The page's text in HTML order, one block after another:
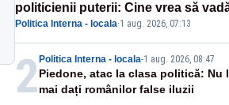
politicienii puterii: Cine vrea să
înseamnă să fii prost, se uită la
România
Politica Interna - locala·1 aug. 2026, 07:13
2 Politica Interna - locala-1 aug. 2026, 08:47
Piedone, atac la clasa politică: Nu
mai dați românilor false iluzii